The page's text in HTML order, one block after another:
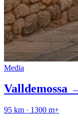
Media
Valldemossa
95 km · 1300 m+